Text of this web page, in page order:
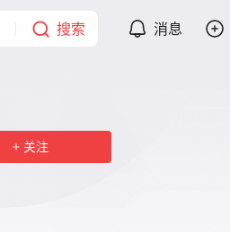
搜索 消息
关注